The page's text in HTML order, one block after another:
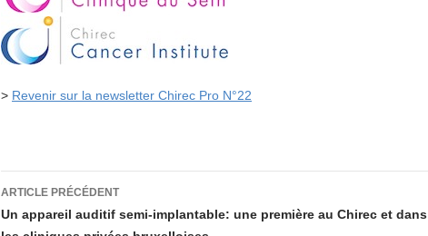
> Revenir sur la newsletter Chirec Pro N°22
Navigation
des
ARTICLE PRÉCÉDENT
Un appareil auditif semi-implantable: une première au Chirec et dans